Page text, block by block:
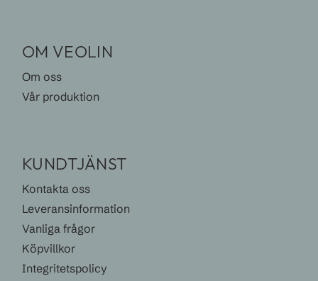
OM VEOLIN
Om oss
Vår produktion
KUNDTJÄNST
Kontakta oss
Leveransinformation
Vanliga frågor
Köpvillkor
Integritetspolicy